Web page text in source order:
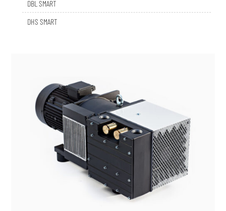
DHS SMART